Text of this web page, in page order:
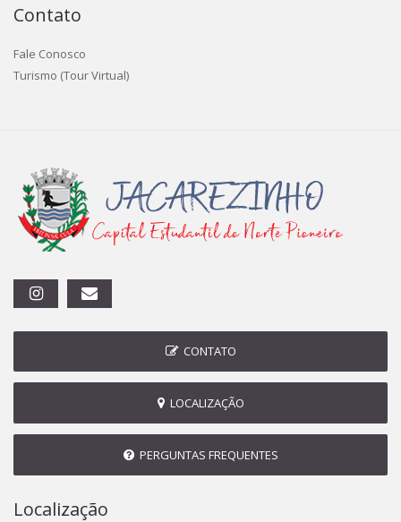
Contato
Fale Conosco
Turismo (Tour Virtual)
CONTATO
LOCALIZAÇÃO
PERGUNTAS FREQUENTES
Localização